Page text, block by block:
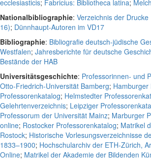
ecclesiasticis; Fabricius: Bibliotheca latina;
Nationalbibliographie: Verzeichnis der
16); Dünnhaupt-Autoren im VD17
Bibliographie: Bibliografie deutsch-jüdische
Westfalen; Jahresberichte für deutsche
Bestände der HAB
Universitätsgeschichte: Professorinnen- und
Otto-Friedrich-Universität Bamberg; Hamburger
Professorenkatalog; Helmstedter
Gelehrtenverzeichnis; Leipziger
Professorum der Universität Mainz; Marburger
online; Rostocker Professorenkatalog; Matrikel
Rostock; Historische Vorlesungsverzeichnisse
1833–1900; Hochschularchiv der ETH-Zürich,
Online; Matrikel der Akademie der Bildenden